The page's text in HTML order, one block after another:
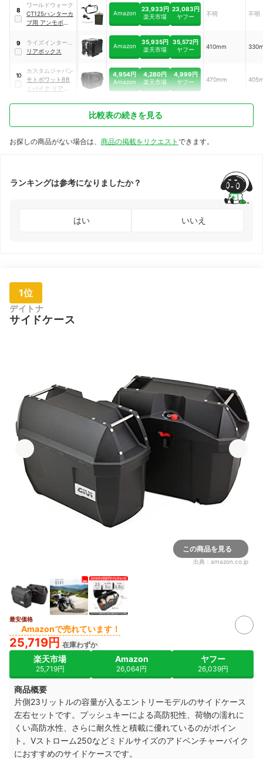
8
ワールドウォーク
CT125ハンターカ
ブ用 アンモボック
Amazon
23,933円
楽天市場
23,083円
ヤフー
不明 不明
9
ライズインターナ
ショナル
リアボックス
Amazon
35,935円
楽天市場
35,572円
ヤフー
410mm
10
カスタムジャパン
モトボワットBB
バイク リアボッ
4,954円
Amazon
4,280円
楽天市場
4,999円
ヤフー
470mm
比較表の続きを見る
お探しの商品がない場合は、 商品の掲載をリクエスト できます。
ランキングは参考になりましたか？
はい いいえ
1位
デイトナ
サイドケース
この商品を見る
出典： amazon.co.jp
最安価格
Amazonで売れています！
25,719円 在庫わずか
楽天市場
25,719円
Amazon
26,064円
ヤフー
26,039円
商品概要
片側23リットルの容量が入るエントリーモデルのサイドケース
左右セットです。プッシュキーによる高防犯性、荷物の濡れに
くい高防水性、さらに耐久性と積載に優れているのがポイン
ト。Vストローム250などミドルサイズのアドベンチャーバイク
におすすめのサイドケースです。